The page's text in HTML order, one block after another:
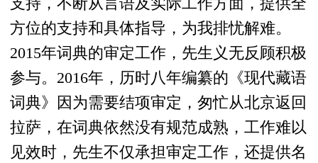
支持，不断从言语及实际工作方面，提供全
方位的支持和具体指导，为我排忧解难。
2015年词典的审定工作，先生义无反顾积极
参与。2016年，历时八年编纂的《现代藏语
词典》因为需要结项审定，匆忙从北京返回
拉萨，在词典依然没有规范成熟，工作难以
见效时，先生不仅承担审定工作，还提供名